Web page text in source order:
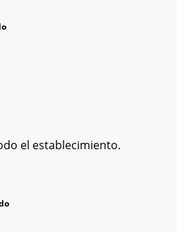
el establecimiento.